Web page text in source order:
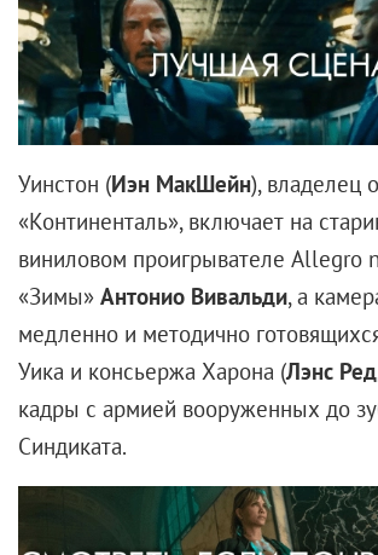
Райаном переехали в маленький
в штате Нью-Йорк. Не слышали о
Впрочем, как и самые настырные
Нежелание вписываться в шаблоны
Рейнольдса сначала к локальной
грандиозному провалу. В 2010-м он
Родриго Кортесом
стал
«Сандэнса» — благодаря
триллеру «Погребенный заживо».
экранного времени его герой
из заколоченного гроба — в этом,
сюжет и саспенс. Такой подход был
смелым, от актера и дальше ждали
подобного, новаторского.